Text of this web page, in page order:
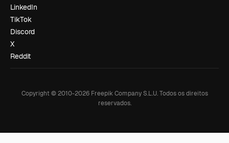
LinkedIn
TikTok
Discord
X
Reddit
Copyright © 2010-2026Freepik Company S.L.U. Todos os direitos
reservados.